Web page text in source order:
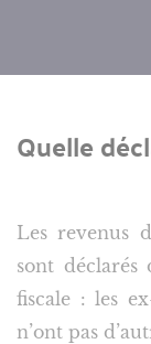
Quelle
Les revenus
sont déclarés
fiscale : les
n’ont pas